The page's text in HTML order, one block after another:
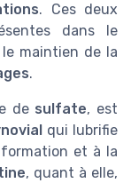
. Ces deux
dans le
maintien de la
.
de sulfate, est
qui lubrifie
et à la
, quant à elle,